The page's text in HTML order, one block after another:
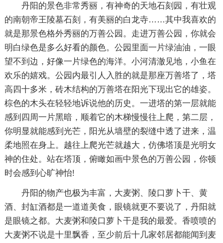
丹阳的景色非常秀丽，有神奇的天地石刻园，有壮观
的南朝帝王陵墓石刻，有美丽的白龙寺……其中我喜欢的
就是那景色格外秀丽的万善公园。走进万善公园，你就会
明白绿色是多么好看的颜色。公园里面一片绿油油，一眼
望不到边，好像一片绿色的海洋。小河清澈见地，小鱼在
欢乐的嬉戏。公园内最引人入胜的就是那座万善塔了，塔
高四十多米，砖木结构的万善塔在阳光下现出它的雄姿。
棕色的木头在轻轻地诉说他的历史。一进塔的第一层就能
感到四周一片黑暗，顺着它的木梯慢慢往上爬，第二层，
你明显就能感到光芒，阳光从墙壁的裂缝中透了进来，温
柔地照在身上。越往上爬光芒就越大，仿佛塔顶是光明女
神的住处。站在塔顶，俯瞰如画中景色的万善公园，你顿
时会感到心旷神怡!
丹阳的物产也极为丰富，大麦粥、陵口萝卜干、黄
酒、封缸酒都是一道道美食，眼镜就更不要说了，丹阳就
是眼镜之都。大麦粥和陵口萝卜干是我的最爱。香喷喷的
大麦粥不说是十里飘香，至少前后十几家邻居都能闻到麦